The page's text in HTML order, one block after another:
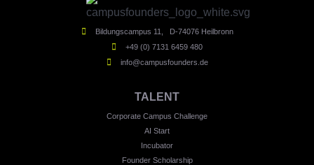
Bildungscampus 11, D-74076 Heilbronn
+49 (0) 7131 6459 480
info@campusfounders.de
TALENT
Corporate Campus Challenge
AI Start
Incubator
Founder Scholarship